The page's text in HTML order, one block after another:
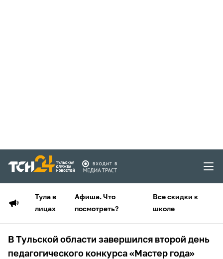
Тула в
лицах
Афиша. Что
посмотреть?
Все скидки к
школе
В Тульской области завершился второй день
педагогического конкурса «Мастер года»